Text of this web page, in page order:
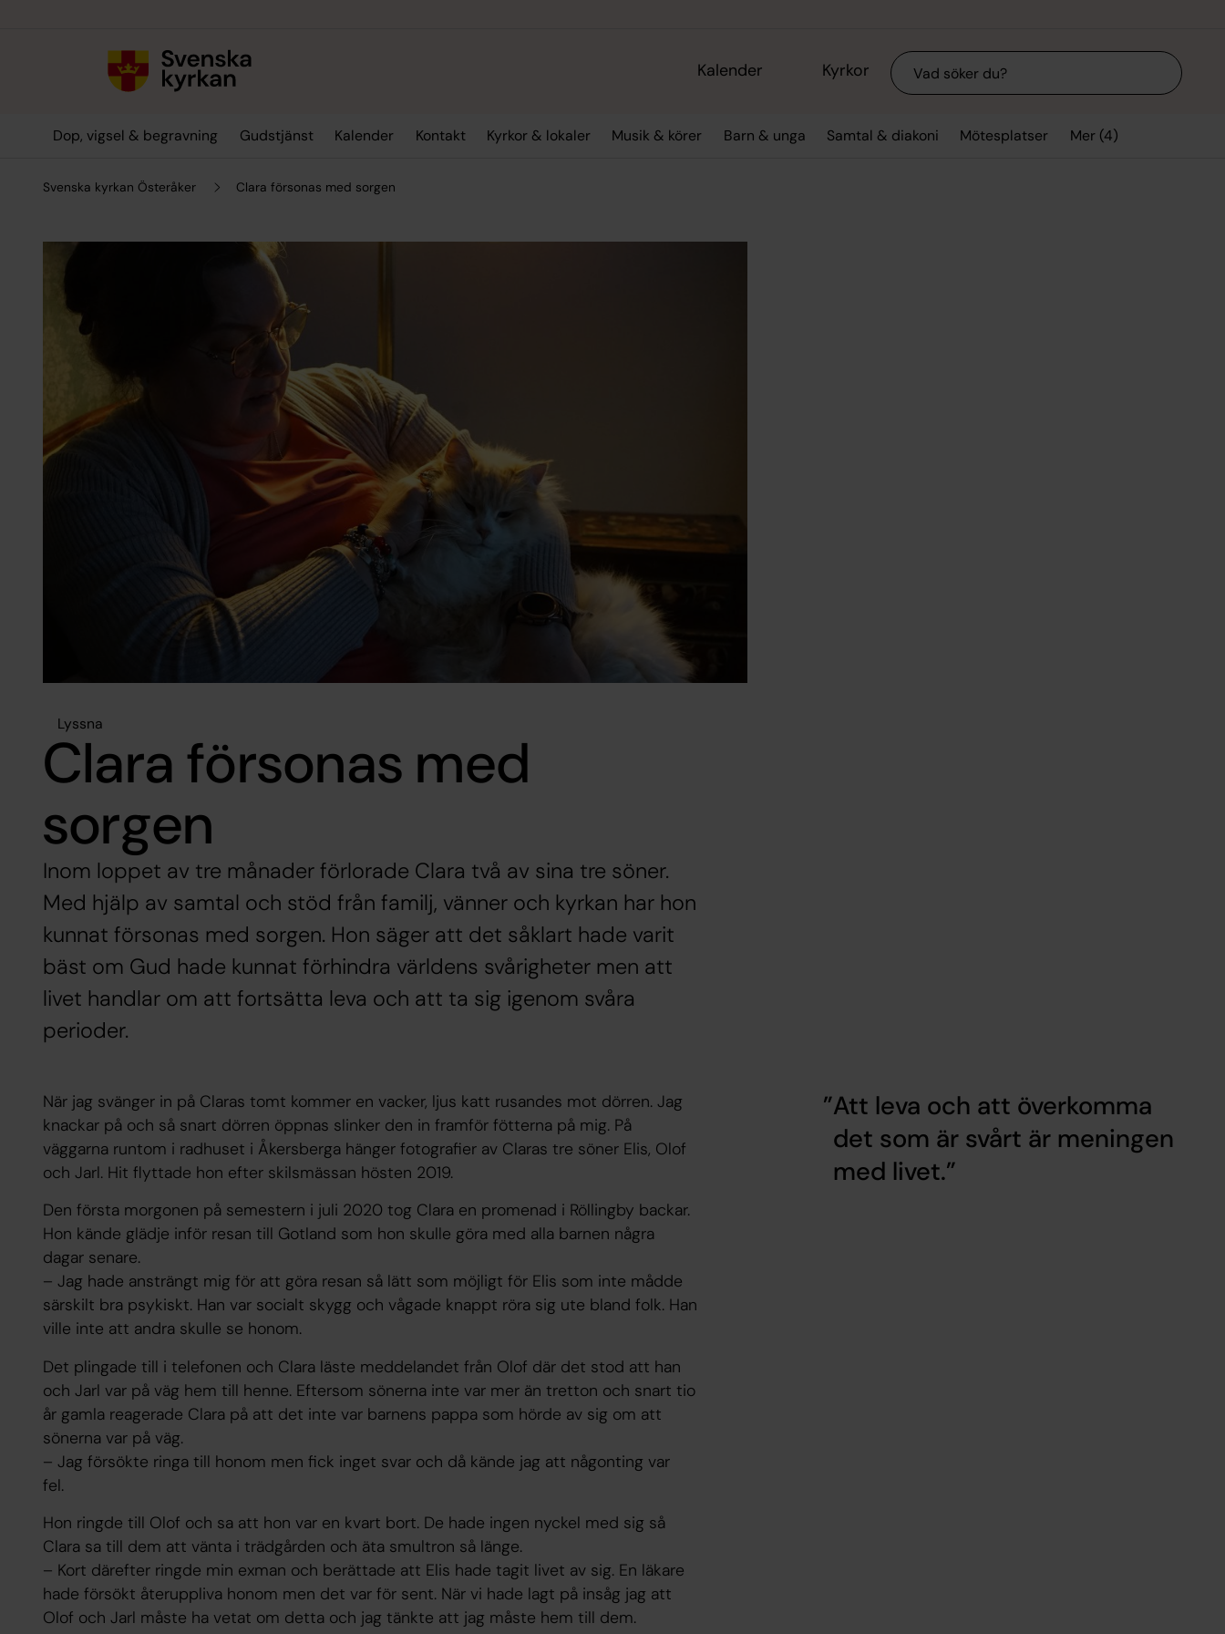
Kalender Kyrkor Sök
Dop, vigsel & begravning Gudstjänst Kalender Kontakt Kyrkor & lokaler Musik & körer Barn & unga Samtal & diakoni Mötesplatser Mer (4)
Svenska kyrkan Österåker Clara försonas med sorgen
Lyssna
Clara försonas med
sorgen
Inom loppet av tre månader förlorade Clara två av sina tre söner.
Med hjälp av samtal och stöd från familj, vänner och kyrkan har hon
kunnat försonas med sorgen. Hon säger att det såklart hade varit
bäst om Gud hade kunnat förhindra världens svårigheter men att
livet handlar om att fortsätta leva och att ta sig igenom svåra
perioder.
När jag svänger in på Claras tomt kommer en vacker, ljus katt rusandes mot dörren. Jag
knackar på och så snart dörren öppnas slinker den in framför fötterna på mig. På
väggarna runtom i radhuset i Åkersberga hänger fotografier av Claras tre söner Elis, Olof
och Jarl. Hit flyttade hon efter skilsmässan hösten 2019.
Den första morgonen på semestern i juli 2020 tog Clara en promenad i Röllingby backar.
Hon kände glädje inför resan till Gotland som hon skulle göra med alla barnen några
dagar senare.
– Jag hade ansträngt mig för att göra resan så lätt som möjligt för Elis som inte mådde
särskilt bra psykiskt. Han var socialt skygg och vågade knappt röra sig ute bland folk. Han
ville inte att andra skulle se honom.
Det plingade till i telefonen och Clara läste meddelandet från Olof där det stod att han
och Jarl var på väg hem till henne. Eftersom sönerna inte var mer än tretton och snart tio
år gamla reagerade Clara på att det inte var barnens pappa som hörde av sig om att
sönerna var på väg.
– Jag försökte ringa till honom men fick inget svar och då kände jag att någonting var
fel.
Hon ringde till Olof och sa att hon var en kvart bort. De hade ingen nyckel med sig så
Clara sa till dem att vänta i trädgården och äta smultron så länge.
– Kort därefter ringde min exman och berättade att Elis hade tagit livet av sig. En läkare
hade försökt återuppliva honom men det var för sent. När vi hade lagt på insåg jag att
Olof och Jarl måste ha vetat om detta och jag tänkte att jag måste hem till dem.
Att leva och att överkomma
det som är svårt är meningen
med livet.